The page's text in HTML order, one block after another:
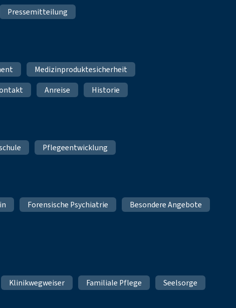
Pressemitteilung
Medizinproduktesicherheit
Anreise Historie
Pflegeentwicklung
Forensische Psychiatrie
Besondere Angebote
Klinikwegweiser Familiale Pflege
Seelsorge